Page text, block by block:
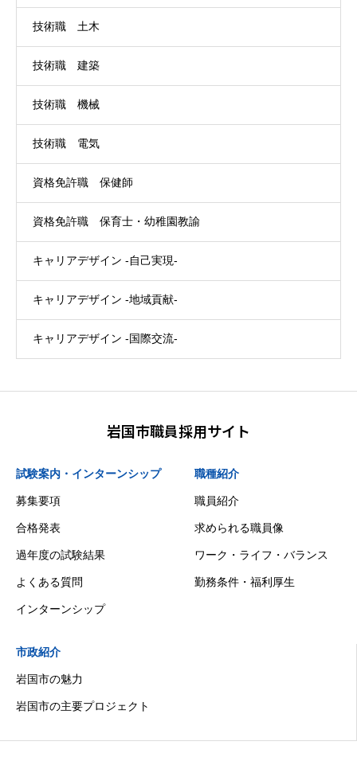
技術職 土木
技術職 建築
技術職 機械
技術職 電気
資格免許職 保健師
資格免許職 保育士・幼稚園教諭
キャリアデザイン -自己実現-
キャリアデザイン -地域貢献-
キャリアデザイン -国際交流-
岩国市職員採用サイト
試験案内・インターンシップ
募集要項
合格発表
過年度の試験結果
よくある質問
インターンシップ
職種紹介
職員紹介
求められる職員像
ワーク・ライフ・バランス
勤務条件・福利厚生
市政紹介
岩国市の魅力
岩国市の主要プロジェクト